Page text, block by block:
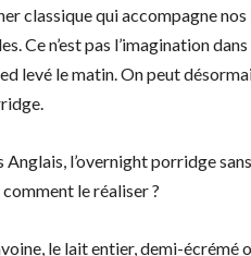
classique qui accompagne
Ce n’est pas l’imagination
levé le matin. On peut
Anglais, l’overnight porridge
le réaliser ?
le lait entier, demi-